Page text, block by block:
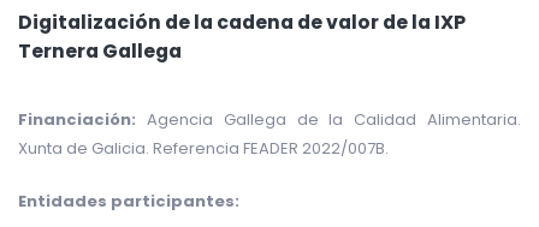
Digitalización de la cadena de valor de la IXP
Ternera Gallega
Financiación: Agencia Gallega de la Calidad Alimentaria.
Xunta de Galicia. Referencia FEADER 2022/007B.
Entidades participantes: